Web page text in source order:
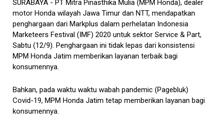
SURABAYA - PT Mitra Pinasthika Mulia (MPM Honda), dealer
motor Honda wilayah Jawa Timur dan NTT, mendapatkan
penghargaan dari Markplus dalam perhelatan Indonesia
Marketeers Festival (IMF) 2020 untuk sektor Service & Part,
Sabtu (12/9). Penghargaan ini tidak lepas dari konsistensi
MPM Honda Jatim memberikan layanan terbaik bagi
konsumennya.
Bahkan, pada waktu waktu wabah pandemic (Pagebluk)
Covid-19, MPM Honda Jatim tetap memberikan layanan bagi
konsumennya.